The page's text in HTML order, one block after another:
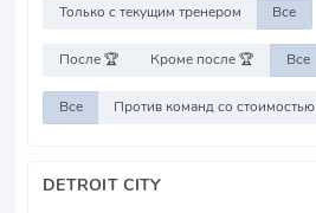
Только с текущим тренером Все
После 🏆 Кроме после 🏆 Все
Все
DETROIT CITY